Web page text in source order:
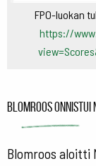
FPO-luokan
https://
Blomroos
Blomroos aloitti